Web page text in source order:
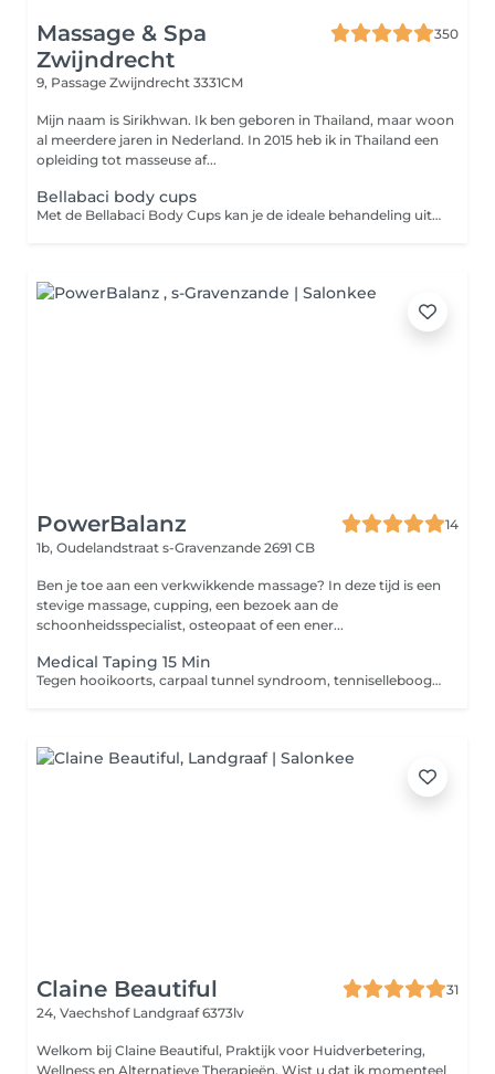
Massage & Spa
Zwijndrecht
350
9, Passage Zwijndrecht 3331CM
Mijn naam is Sirikhwan. Ik ben geboren in Thailand, maar woon
al meerdere jaren in Nederland. In 2015 heb ik in Thailand een
opleiding tot masseuse af...
Bellabaci body cups
Met de Bellabaci Body Cups kan je de ideale behandeling uitvoeren en is voor iedereen die o.a. last heeft van; pijnlijke en gespannen spieren, spijsverteringsproblemen, gewrichtspijn, cellulite, hoofdpijn, migraine en striae. De therapeutische gevolgen van de behandeling met de Bellabaci cap kunnen zijn: het verminderen van obstipatie, activeren van de (huid)stofwisseling, het verbeteren van de elasticiteit van de huid, blokkades worden opgeheven, gifstoffen en afvalstoffen worden afgevoerd en het verbetert de spierspanning. Bij gebruik op de rug of gespannen, pijnlijk spieren helpt het tevens om vet en vochtophopingen te verminderen, de doorbloeding te verbeteren en gifstoffen en andere afvalstoffen te elimineren uit je spieren. Het stimuleert de lymfe- en bloedcirculatie.
PowerBalanz
14
1b, Oudelandstraat s-Gravenzande 2691 CB
Ben je toe aan een verkwikkende massage? In deze tijd is een
stevige massage, cupping, een bezoek aan de
schoonheidsspecialist, osteopaat of een ener...
Medical Taping 15 Min
Tegen hooikoorts, carpaal tunnel syndroom, tenniselleboog, pijnlijke nek, zere schouder/knie/enkel etc. Vermeld aub in de opmerking waarvoor de taping is!
Claine Beautiful
31
24, Vaechshof Landgraaf 6373lv
Welkom bij Claine Beautiful, Praktijk voor Huidverbetering,
Wellness en Alternatieve Therapieën. Wist u dat ik momenteel